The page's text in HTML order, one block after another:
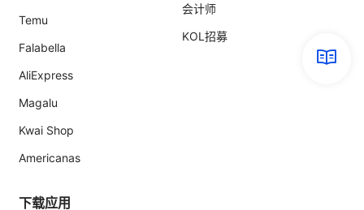
Temu
Falabella
AliExpress
Magalu
Kwai Shop
Americanas
会计师
KOL招募
下载应用